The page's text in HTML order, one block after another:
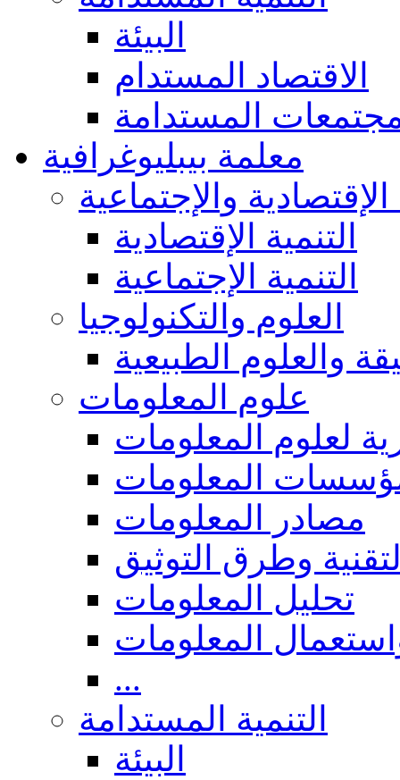
البيئة
الاقتصاد المستدام
المستدامة
معلمة بيبليوغرافية
الإقتصادية والإجتماعية
التنمية الإقتصادية
التنمية الإجتماعية
العلوم والتكنولوجيا
والعلوم الطبيعية
علوم المعلومات
لعلوم المعلومات
المعلومات
مصادر المعلومات
وطرق التوثيق
تحليل المعلومات
المعلومات
...
التنمية المستدامة
البيئة